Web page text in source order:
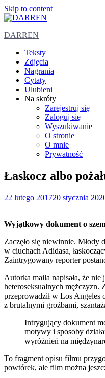
Skip to content
DARREN
Teksty
Zdjęcia
Nagrania
Cytaty
Ulubieni
Na skróty
Zarejestruj się
Zaloguj się
Wyszukiwanie
O stronie
O mnie
Prywatność
Łaskocz albo
22 lutego 201720 stycznia
Wyjątkowy dokument o
Zaczęło się niewinnie.
w ciuchach Adidasa,
Zaintrygowany reporter
Autorka maila napisała, że
heteroseksualnych mężczyzn.
przeprowadził w Los Angeles
z brutalnymi groźbami,
Intrygujący dokument
motywy i sposoby
wyróżnień na
To fragment opisu filmu
powtórek, ale film można